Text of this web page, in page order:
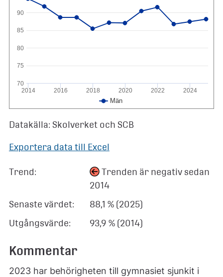
Män
2014 2016 2018 2020 2022 2024
70
75
80
85
90
Datakälla: Skolverket och SCB
Exportera data till Excel
Trend:
Trenden är negativ sedan
2014
Senaste värdet:
88,1 % (2025)
Utgångsvärde:
93,9 % (2014)
Kommentar
2023 har behörigheten till gymnasiet sjunkit i